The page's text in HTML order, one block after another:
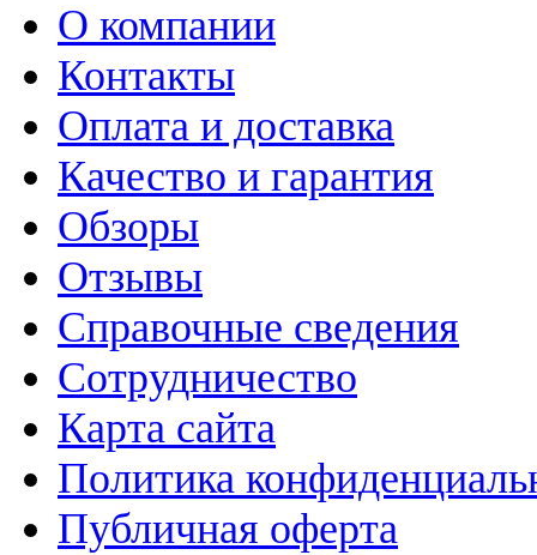
О компании
Контакты
Оплата и доставка
Качество и гарантия
Обзоры
Отзывы
Справочные сведения
Сотрудничество
Карта сайта
Политика
Публичная оферта